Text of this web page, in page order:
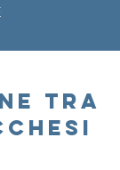
TRA